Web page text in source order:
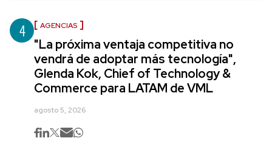
4 AGENCIAS
"La próxima ventaja competitiva no
vendrá de adoptar más tecnología",
Glenda Kok, Chief of Technology &
Commerce para LATAM de VML
agosto 5, 2026